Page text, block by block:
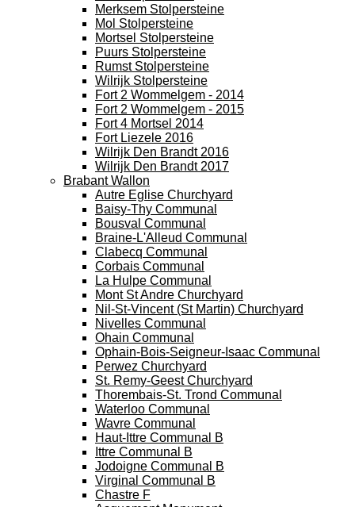
Merksem Stolpersteine
Mol Stolpersteine
Mortsel Stolpersteine
Puurs Stolpersteine
Rumst Stolpersteine
Wilrijk Stolpersteine
Fort 2 Wommelgem - 2014
Fort 2 Wommelgem - 2015
Fort 4 Mortsel 2014
Fort Liezele 2016
Wilrijk Den Brandt 2016
Wilrijk Den Brandt 2017
Brabant Wallon
Autre Eglise Churchyard
Baisy-Thy Communal
Bousval Communal
Braine-L'Alleud Communal
Clabecq Communal
Corbais Communal
La Hulpe Communal
Mont St Andre Churchyard
Nil-St-Vincent (St Martin) Churchyard
Nivelles Communal
Ohain Communal
Ophain-Bois-Seigneur-Isaac Communal
Perwez Churchyard
St. Remy-Geest Churchyard
Thorembais-St. Trond Communal
Waterloo Communal
Wavre Communal
Haut-Ittre Communal B
Ittre Communal B
Jodoigne Communal B
Virginal Communal B
Chastre F